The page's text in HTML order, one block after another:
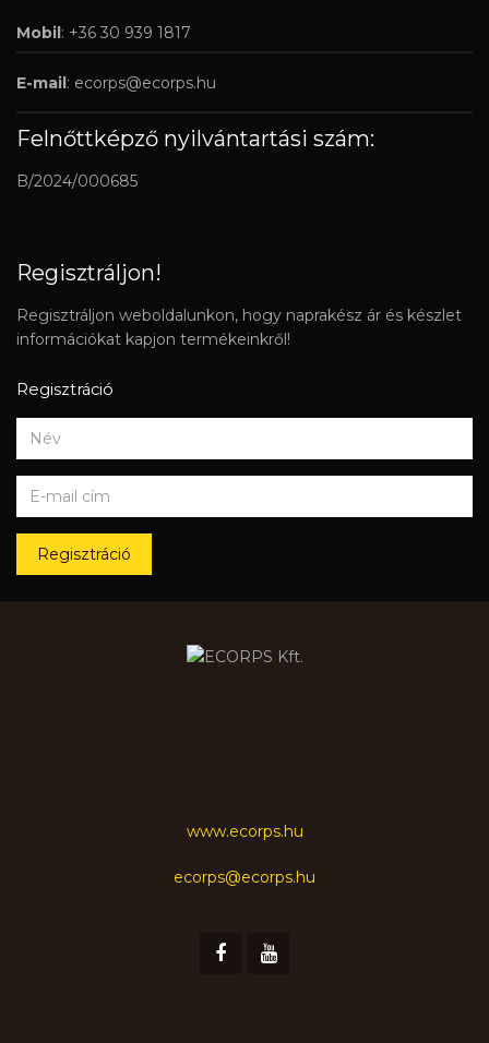
Mobil: +36 30 939 1817
E-mail: ecorps@ecorps.hu
Felnőttképző nyilvántartási szám:
B/2024/000685
Regisztráljon!
Regisztráljon weboldalunkon, hogy naprakész ár és készlet
információkat kapjon termékeinkről!
Regisztráció
Regisztráció
www.ecorps.hu
ecorps@ecorps.hu